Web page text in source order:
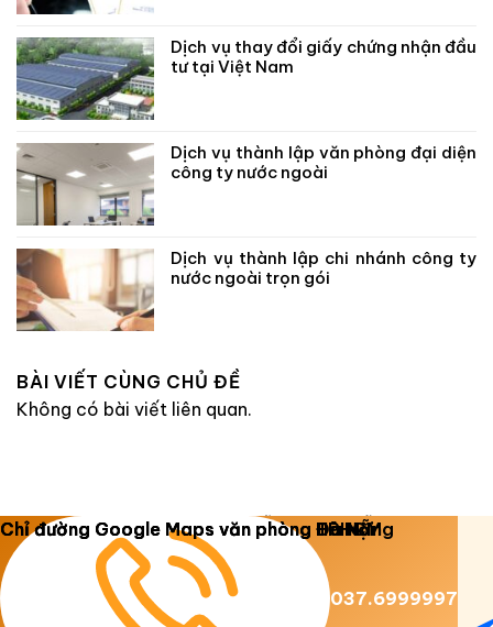
Dịch vụ thay đổi giấy chứng nhận đầu
tư tại Việt Nam
Dịch vụ thành lập văn phòng đại diện
công ty nước ngoài
Dịch vụ thành lập chi nhánh công ty
nước ngoài trọn gói
BÀI VIẾT CÙNG CHỦ ĐỀ
Không có bài viết liên quan.
Copyright 2026 © Luật Dương Gia